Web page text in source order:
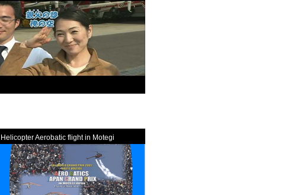
Helicopter Aerobatic flight in Motegi